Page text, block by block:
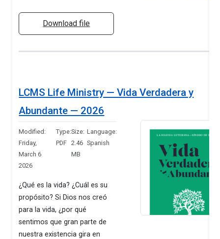
Download file
LCMS Life Ministry — Vida Verdadera y
Abundante — 2026
Modified:
Friday,
March 6
2026
Type:
PDF
Size:
2.46
MB
Language:
Spanish
¿Qué es la vida? ¿Cuál es su
propósito? Si Dios nos creó
para la vida, ¿por qué
sentimos que gran parte de
nuestra existencia gira en